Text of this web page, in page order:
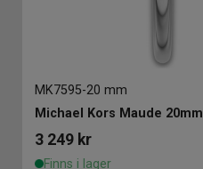
MK7595-20 mm
Michael Kors Maude 20mm
3 249 kr
Finns i lager